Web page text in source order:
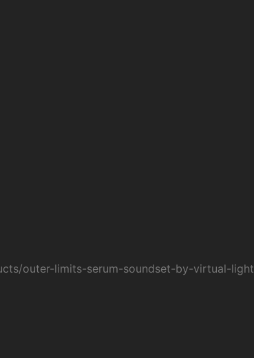
outer-limits-serum-soundset-by-virtual-light